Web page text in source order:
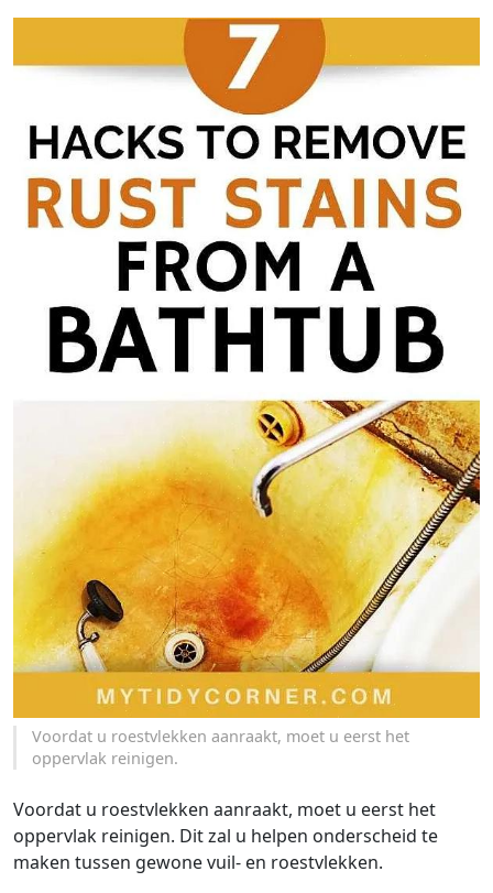
Voordat u roestvlekken aanraakt, moet u eerst het
oppervlak reinigen.
Voordat u roestvlekken aanraakt, moet u eerst het
oppervlak reinigen. Dit zal u helpen onderscheid te
maken tussen gewone vuil- en roestvlekken.